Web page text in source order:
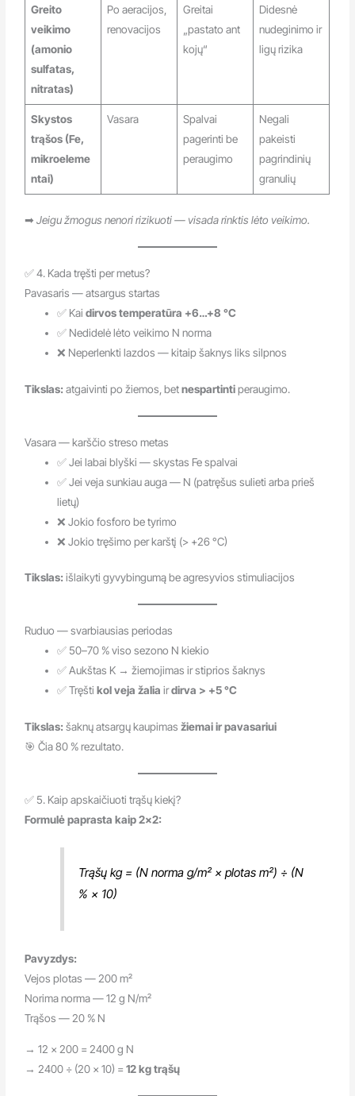
Greito
veikimo
(amonio
sulfatas,
nitratas)
Po aeracijos,
renovacijos
Greitai
„pastato ant
kojų“
Didesnė
nudeginimo ir
ligų rizika
Skystos
trąšos (Fe,
mikroeleme
ntai)
Vasara
Spalvai
pagerinti be
peraugimo
Negali
pakeisti
pagrindinių
granulių
➡Jeigu žmogus nenori rizikuoti — visada rinktis lėto veikimo.
✅ 4. Kada tręšti per metus?
Pavasaris — atsargus startas
✅ Kaidirvos temperatūra +6…+8 °C
✅ Nedidelė lėto veikimo N norma
❌ Neperlenkti lazdos — kitaip šaknys liks silpnos
Tikslas: atgaivinti po žiemos, betnespartintiperaugimo.
Vasara — karščio streso metas
✅ Jei labai blyški — skystas Fe spalvai
✅ Jei veja sunkiau auga — N (patręšus sulieti arba prieš
lietų)
❌ Jokio fosforo be tyrimo
❌ Jokio tręšimo per karštį (> +26 °C)
Tikslas: išlaikyti gyvybingumą be agresyvios stimuliacijos
Ruduo — svarbiausias periodas
✅ 50–70 % viso sezono N kiekio
✅ Aukštas K → žiemojimas ir stiprios šaknys
✅ Tręštikol veja žalia irdirva > +5 °C
Tikslas: šaknų atsargų kaupimasžiemai ir pavasariui
🎯 Čia 80 % rezultato.
✅ 5. Kaip apskaičiuoti trąšų kiekį?
Formulė paprasta kaip 2×2:
Trąšų kg = (N norma g/m² × plotas m²) ÷ (N
% × 10)
Pavyzdys:
Vejos plotas — 200 m²
Norima norma — 12 g N/m²
Trąšos — 20 % N
→ 12 × 200 = 2400 g N
→ 2400 ÷ (20 × 10) =12 kg trąšų